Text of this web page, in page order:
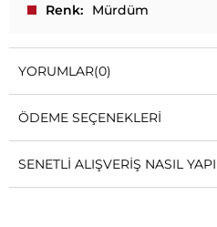
Renk Mürdüm
YORUMLAR(0)
ÖDEME SEÇENEKLERI
SENETLI ALIŞVERIŞ NASIL